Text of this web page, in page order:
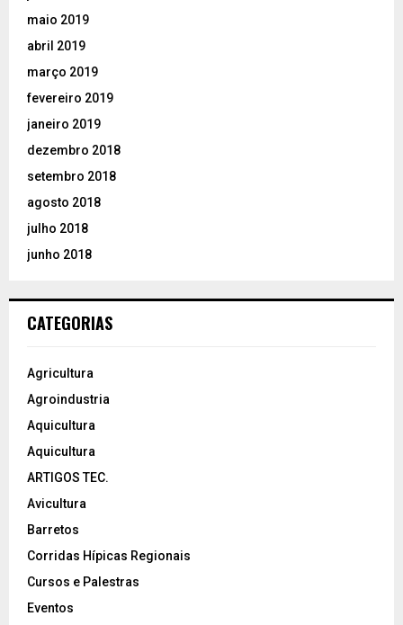
maio 2019
abril 2019
março 2019
fevereiro 2019
janeiro 2019
dezembro 2018
setembro 2018
agosto 2018
julho 2018
junho 2018
CATEGORIAS
Agricultura
Agroindustria
Aquicultura
Aquicultura
ARTIGOS TEC.
Avicultura
Barretos
Corridas Hípicas Regionais
Cursos e Palestras
Eventos